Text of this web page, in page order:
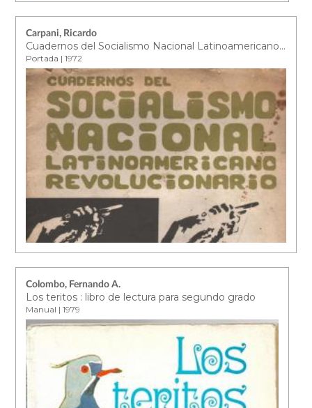
Carpani, Ricardo
Cuadernos del Socialismo Nacional Latinoamericano Revolucionario. Nº1
Portada | 1972
Colombo, Fernando A.
Los teritos : libro de lectura para segundo grado
Manual | 1979